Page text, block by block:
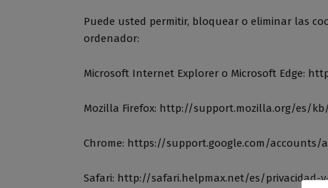
Puede usted permitir, bloquear o eliminar las
ordenador:
Microsoft Internet Explorer o Microsoft Edge:
Mozilla Firefox: http://support.mozilla.org/es/
Chrome: https://support.google.com/accounts/
Safari: http://safari.helpmax.net/es/privacidad-